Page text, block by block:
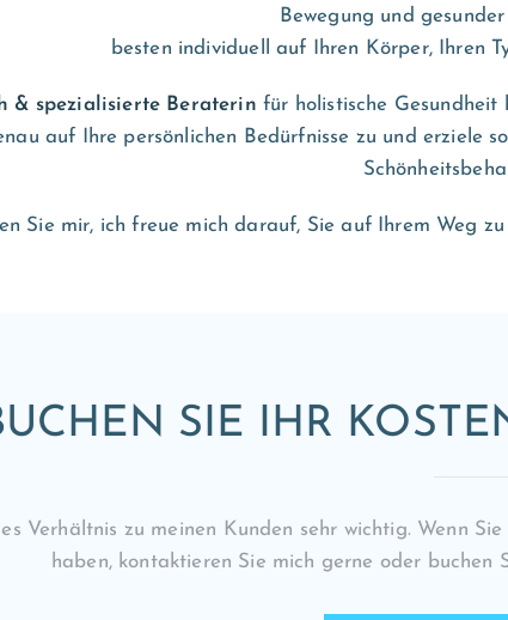
Bewegung und
besten individuell auf Ihren Körper, Ihren
& spezialisierte Beraterin für holistische Gesundheit
auf Ihre persönlichen Bedürfnisse zu und erziele so
Sie mir, ich freue mich darauf, Sie auf Ihrem Weg zu
SIE IHR
Verhältnis zu meinen Kunden sehr wichtig. Wenn
haben, kontaktieren Sie mich gerne oder